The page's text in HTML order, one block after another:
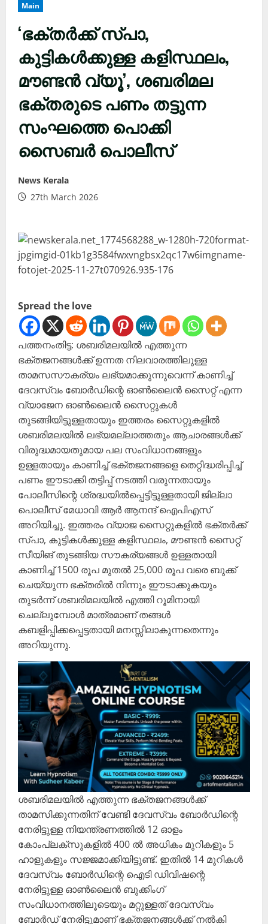
Main
‘ഭക്തർക്ക് സ്പാ,
കുട്ടികൾക്കുള്ള കളിസ്ഥലം,
മൗണ്ടൻ വ്യൂ’, ശബരിമല
ഭക്തരുടെ പണം തട്ടുന്ന
സംഘത്തെ പൊക്കി
സൈബർ പൊലീസ്
News Kerala
27th March 2026
Spread the love
പത്തനംതിട്ട: ശബരിമലയിൽ എത്തുന്ന
ഭക്തജനങ്ങൾക്ക് ഉന്നത നിലവാരത്തിലുള്ള
താമസസൗകര്യം ലഭ്യമാക്കുന്നുവെന്ന് കാണിച്ച്
ദേവസ്വം ബോർഡിന്റെ ഓൺലൈൻ സൈറ്റ് എന്ന
വ്യാജേന ഓൺലൈൻ സൈറ്റുകൾ
തുടങ്ങിയിട്ടുള്ളതായും ഇത്തരം സൈറ്റുകളിൽ
ശബരിമലയിൽ ലഭ്യമല്ലാത്തതും ആചാരങ്ങൾക്ക്
വിരുദ്ധമായതുമായ പല സംവിധാനങ്ങളും
ഉള്ളതായും കാണിച്ച് ഭക്തജനങ്ങളെ തെറ്റിദ്ധരിപ്പിച്ച്
പണം ഈടാക്കി തട്ടിപ്പ് നടത്തി വരുന്നതായും
പോലീസിന്റെ ശ്രദ്ധയിൽപ്പെട്ടിട്ടുള്ളതായി ജില്ലാ
പൊലീസ് മേധാവി ആര്‍ ആനന്ദ് ഐപിഎസ്
അറിയിച്ചു. ഇത്തരം വ്യാജ സൈറ്റുകളിൽ ഭക്തർക്ക്
സ്പാ, കുട്ടികൾക്കുള്ള കളിസ്ഥലം, മൗണ്ടൻ സൈറ്റ്
സീയിങ് തുടങ്ങിയ സൗകര്യങ്ങൾ ഉള്ളതായി
കാണിച്ച് 1500 രൂപ മുതൽ 25,000 രൂപ വരെ ബുക്ക്
ചെയ്യുന്ന ഭക്തരിൽ നിന്നും ഈടാക്കുകയും
തുടർന്ന് ശബരിമലയിൽ എത്തി റൂമിനായി
ചെല്ലുമ്പോൾ മാത്രമാണ് തങ്ങൾ
കബളിപ്പിക്കപ്പെട്ടതായി മനസ്സിലാകുന്നതെന്നും
അറിയുന്നു.
ശബരിമലയിൽ എത്തുന്ന ഭക്തജനങ്ങൾക്ക്
താമസിക്കുന്നതിന് വേണ്ടി ദേവസ്വം ബോർഡിന്റെ
നേരിട്ടുള്ള നിയന്ത്രണത്തിൽ 12 ഓളം
കോംപ്ലക്സുകളിൽ 400 ൽ അധികം മുറികളും 5
ഹാളുകളും സജ്ജമാക്കിയിട്ടുണ്ട്. ഇതിൽ 14 മുറികൾ
ദേവസ്വം ബോർഡിന്റെ ഐടി ഡിവിഷന്റെ
നേരിട്ടുള്ള ഓൺലൈൻ ബുക്കിംഗ്
സംവിധാനത്തിലൂടെയും മറ്റുള്ളത് ദേവസ്വം
ബോർഡ് നേരിട്ടുമാണ് ഭക്തജനങ്ങൾക്ക് നൽകി